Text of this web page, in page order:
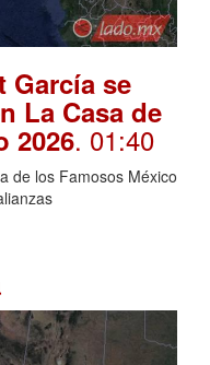
García se
La Casa de
2026. 01:40
de los Famosos México